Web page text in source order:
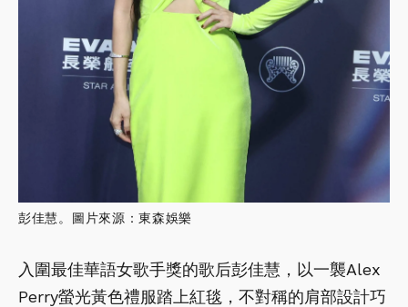
彭佳慧。圖片來源：東森娛樂
入圍最佳華語女歌手獎的歌后彭佳慧，以一襲Alex
Perry螢光黃色禮服踏上紅毯，不對稱的肩部設計巧